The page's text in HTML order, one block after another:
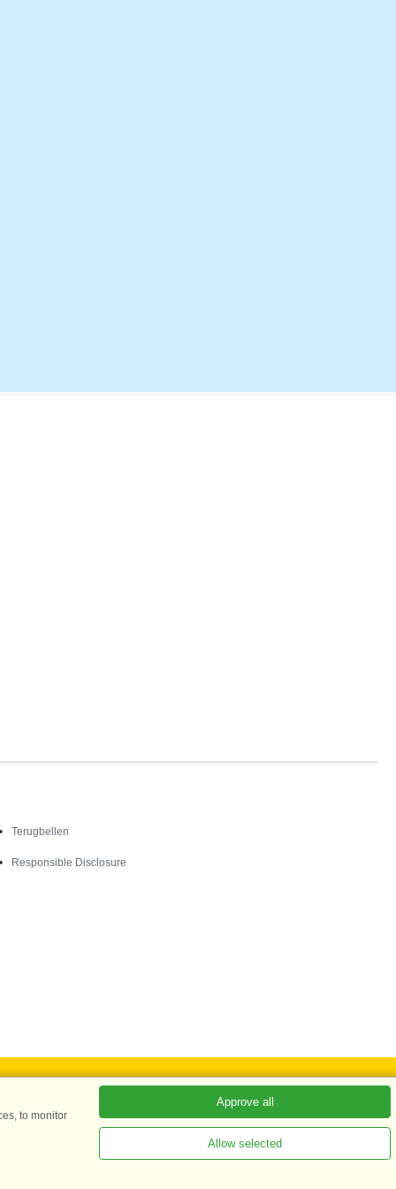
Terugbellen
Responsible Disclosure
to monitor
Approve all
Allow selected